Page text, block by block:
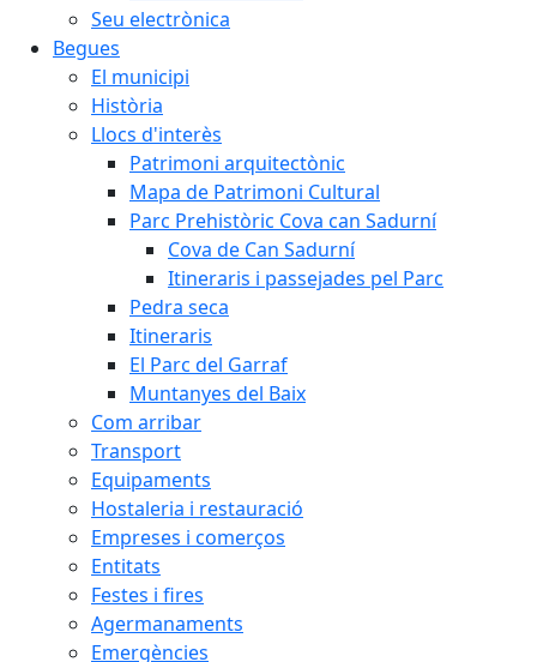
Seu electrònica
Begues
El municipi
Història
Llocs d'interès
Patrimoni arquitectònic
Mapa de Patrimoni Cultural
Parc Prehistòric Cova can Sadurní
Cova de Can Sadurní
Itineraris i passejades pel Parc
Pedra seca
Itineraris
El Parc del Garraf
Muntanyes del Baix
Com arribar
Transport
Equipaments
Hostaleria i restauració
Empreses i comerços
Entitats
Festes i fires
Agermanaments
Emergències